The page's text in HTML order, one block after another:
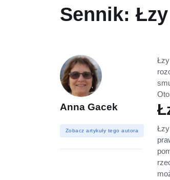
Sennik:
Anna Gacek
Zobacz artykuły tego autora